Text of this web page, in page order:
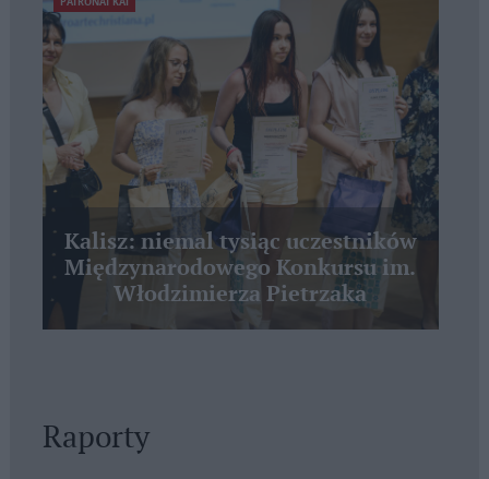
Kalisz: niemal tysiąc uczestników
Międzynarodowego Konkursu im.
Włodzimierza Pietrzaka
Raporty